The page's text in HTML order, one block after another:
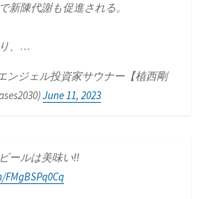
新陳代謝も促進される。
、…
ンジェル投資家サウナー【植西剛
June 11, 2023
ールは美味い‼️